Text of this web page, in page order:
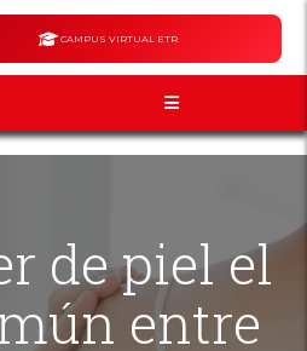
CAMPUS VIRTUAL ETR
entre